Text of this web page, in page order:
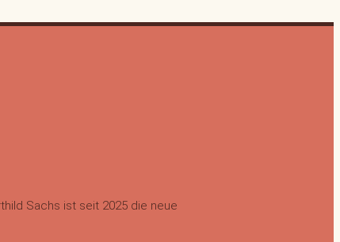
Sachs ist seit 2025 die neue